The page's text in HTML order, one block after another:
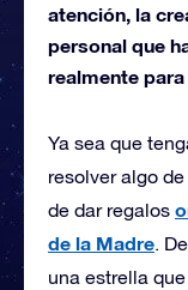
atención, la
personal que
realmente para
Ya sea que
resolver algo
de dar regalos
de la Madre.
una estrella